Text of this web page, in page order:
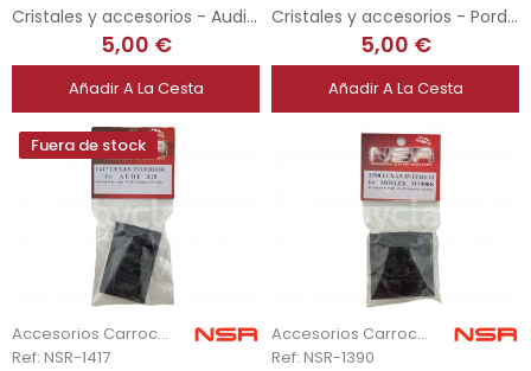
Cristales y accesorios - Audi R18
5,00 €
Añadir A La Cesta
Cristales y accesorios - Pord GT40
5,00 €
Añadir A La Cesta
Fuera de stock
Accesorios Carrocería
Ref: NSR-1417
Accesorios Carrocería
Ref: NSR-1390